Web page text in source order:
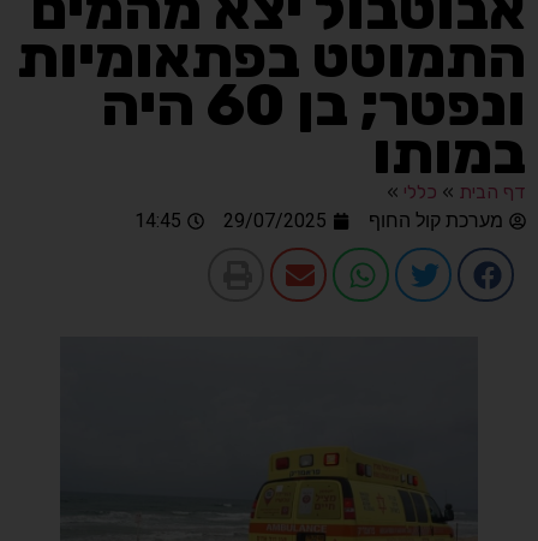
התמוטט בפתאומיות
ונפטר; בן 60 היה
במותו
דף הבית » כללי »
מערכת קול החוף
29/07/2025
14:45